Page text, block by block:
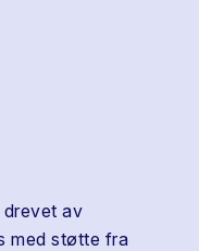
drevet av
med støtte fra